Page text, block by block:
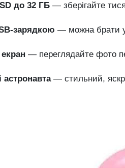
до 32 ГБ — зберігайте
зарядкою — можна брати у
— переглядайте фото
астронавта— стильний,